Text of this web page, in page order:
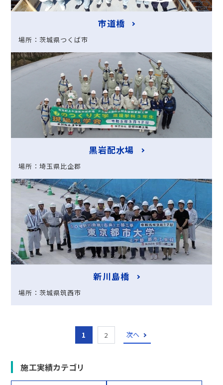
市道橋
場所：茨城県つくば市
黒岩配水場
場所：埼玉県比企郡
新川島橋
場所：茨城県筑西市
1 2 次へ
施工実績カテゴリ